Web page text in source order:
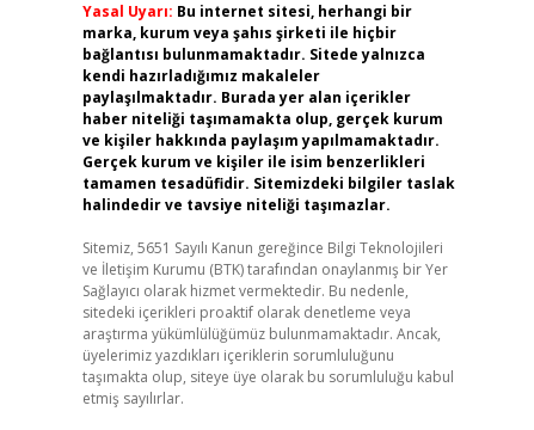
Yasal Uyarı: Bu internet sitesi, herhangi bir
marka, kurum veya şahıs şirketi ile hiçbir
bağlantısı bulunmamaktadır. Sitede yalnızca
kendi hazırladığımız makaleler
paylaşılmaktadır. Burada yer alan içerikler
haber niteliği taşımamakta olup, gerçek kurum
ve kişiler hakkında paylaşım yapılmamaktadır.
Gerçek kurum ve kişiler ile isim benzerlikleri
tamamen tesadüfidir. Sitemizdeki bilgiler taslak
halindedir ve tavsiye niteliği taşımazlar.
Sitemiz, 5651 Sayılı Kanun gereğince Bilgi Teknolojileri
ve İletişim Kurumu (BTK) tarafından onaylanmış bir Yer
Sağlayıcı olarak hizmet vermektedir. Bu nedenle,
sitedeki içerikleri proaktif olarak denetleme veya
araştırma yükümlülüğümüz bulunmamaktadır. Ancak,
üyelerimiz yazdıkları içeriklerin sorumluluğunu
taşımakta olup, siteye üye olarak bu sorumluluğu kabul
etmiş sayılırlar.